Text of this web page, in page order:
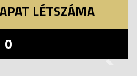
LÉTSZÁMA
0